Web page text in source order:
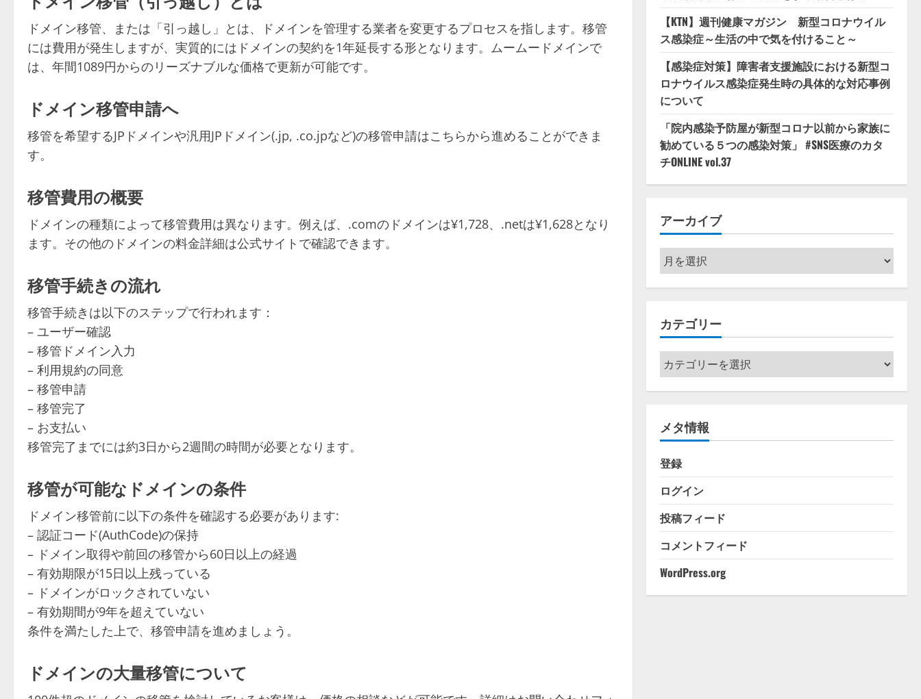
ドメイン移管、または「引っ越し」とは、ドメインを管理する業者を変更するプロセスを指します。移管
には費用が発生しますが、実質的にはドメインの契約を1年延長する形となります。ムームードメインで
は、年間1089円からのリーズナブルな価格で更新が可能です。
ドメイン移管申請へ
移管を希望するJPドメインや汎用JPドメイン(.jp, .co.jpなど)の移管申請はこちらから進めることができま
す。
移管費用の概要
ドメインの種類によって移管費用は異なります。例えば、.comのドメインは¥1,728、.netは¥1,628となり
ます。その他のドメインの料金詳細は公式サイトで確認できます。
移管手続きの流れ
移管手続きは以下のステップで行われます：
– ユーザー確認
– 移管ドメイン入力
– 利用規約の同意
– 移管申請
– 移管完了
– お支払い
移管完了までには約3日から2週間の時間が必要となります。
移管が可能なドメインの条件
ドメイン移管前に以下の条件を確認する必要があります:
– 認証コード(AuthCode)の保持
– ドメイン取得や前回の移管から60日以上の経過
– 有効期限が15日以上残っている
– ドメインがロックされていない
– 有効期間が9年を超えていない
条件を満たした上で、移管申請を進めましょう。
ドメインの大量移管について
【KTN】週刊健康マガジン 新型コロナウイル
ス感染症～生活の中で気を付けること～
【感染症対策】障害者支援施設における新型コ
ロナウイルス感染症発生時の具体的な対応事例
について
「院内感染予防屋が新型コロナ以前から家族に
勧めている５つの感染対策」 #SNS医療のカタ
チONLINE vol.37
アーカイブ
ア
ー
カ
ブ
カテゴリー
カ
テ
ゴ
ー
メタ情報
登録
ログイン
投稿フィード
コメントフィード
WordPress.org